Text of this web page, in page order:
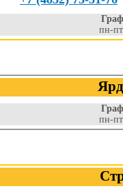
пн-
пн-